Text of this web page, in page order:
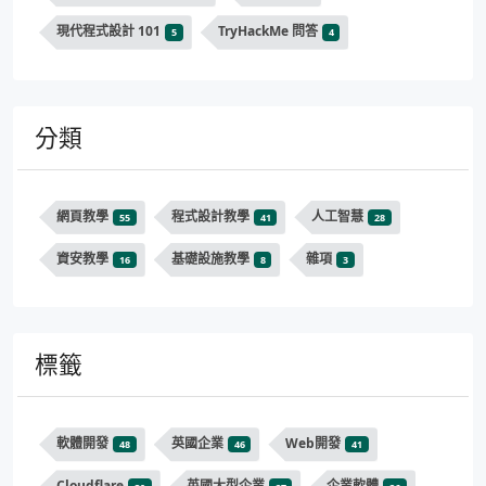
現代程式設計 101 5 TryHackMe 問答 4
分類
網頁教學 55 程式設計教學 41 人工智慧 28
資安教學 16 基礎設施教學 8 雜項 3
標籤
軟體開發 48 英國企業 46 Web開發 41